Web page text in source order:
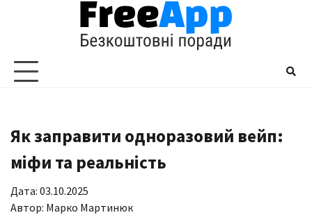
Як заправити одноразовий вейп:
міфи та реальність
Дата: 03.10.2025
Автор: Марко Мартинюк